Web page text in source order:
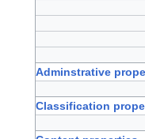
Adminstrative
Classification